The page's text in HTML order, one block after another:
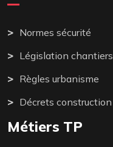
Normes sécurité
Législation chantiers
Règles urbanisme
Décrets construction
Métiers TP